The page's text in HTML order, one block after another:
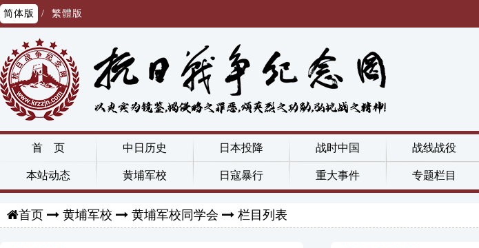
简体版 / 繁體版
首 页 中日历史 日本投降 战时中国 战线战役
本站动态 黄埔军校 日寇暴行 重大事件 专题栏目
首页 黄埔军校 黄埔军校同学会 栏目列表